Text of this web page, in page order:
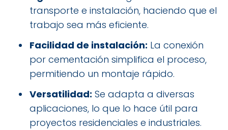
transporte e instalación, haciendo que el
trabajo sea más eficiente.
Facilidad de instalación: La conexión
por cementación simplifica el proceso,
permitiendo un montaje rápido.
Versatilidad: Se adapta a diversas
aplicaciones, lo que lo hace útil para
proyectos residenciales e industriales.